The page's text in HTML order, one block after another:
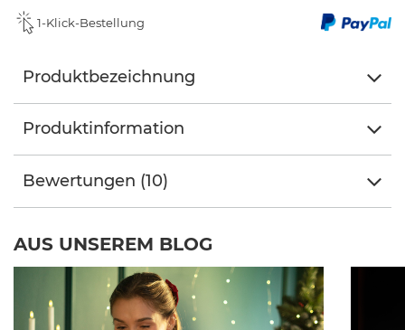
1-Klick-Bestellung
Produktbezeichnung
Produktinformation
Bewertungen (10)
AUS UNSEREM BLOG